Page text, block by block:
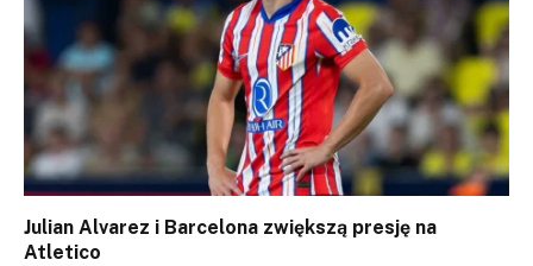
Julian Alvarez i Barcelona zwiększą presję na
Atletico